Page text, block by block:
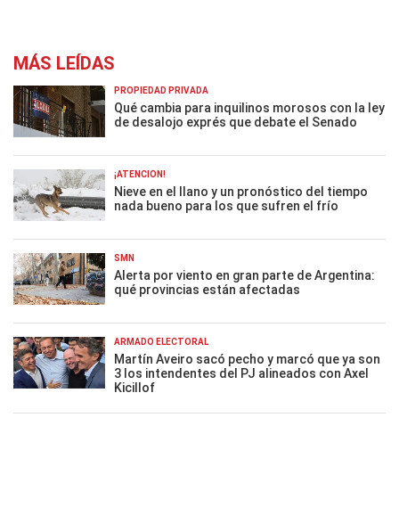
MÁS LEÍDAS
PROPIEDAD PRIVADA
Qué cambia para inquilinos morosos con la ley
de desalojo exprés que debate el Senado
¡ATENCIÓN!
Nieve en el llano y un pronóstico del tiempo
nada bueno para los que sufren el frío
SMN
Alerta por viento en gran parte de Argentina:
qué provincias están afectadas
ARMADO ELECTORAL
Martín Aveiro sacó pecho y marcó que ya son
3 los intendentes del PJ alineados con Axel
Kicillof